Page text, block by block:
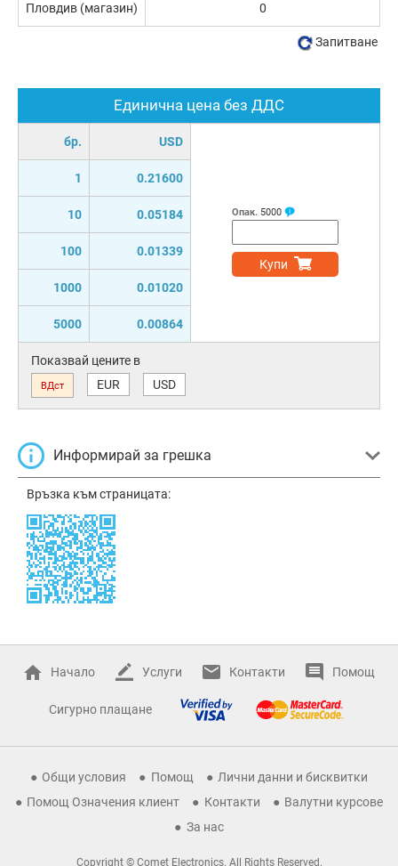
Единична цена без ДДС
бр. USD
1 0.21600
10 0.05184
100 0.01339
1000 0.01020
5000 0.00864
Опак. 5000
Купи
Показвай цените в
ВДст EUR USD
Информирай за грешка
Връзка към страницата:
Пловдив (магазин) 0
Запитване
Начало Услуги Контакти Помощ
Сигурно плащане
Общи условия Помощ
Лични данни и бисквитки
Помощ Означения клиент
Контакти
Валутни курсове
За нас
Copyright © Comet Electronics. All Rights Reserved.